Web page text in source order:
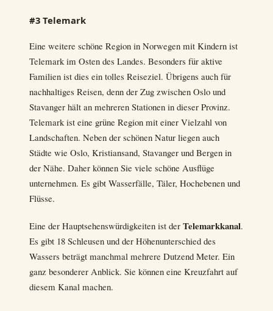
#3 Telemark
Eine weitere schöne Region in Norwegen mit Kindern ist
Telemark im Osten des Landes. Besonders für aktive
Familien ist dies ein tolles Reiseziel. Übrigens auch für
nachhaltiges Reisen, denn der Zug zwischen Oslo und
Stavanger hält an mehreren Stationen in dieser Provinz.
Telemark ist eine grüne Region mit einer Vielzahl von
Landschaften. Neben der schönen Natur liegen auch
Städte wie Oslo, Kristiansand, Stavanger und Bergen in
der Nähe. Daher können Sie viele schöne Ausflüge
unternehmen. Es gibt Wasserfälle, Täler, Hochebenen und
Flüsse.
Eine der Hauptsehenswürdigkeiten ist der Telemarkkanal.
Es gibt 18 Schleusen und der Höhenunterschied des
Wassers beträgt manchmal mehrere Dutzend Meter. Ein
ganz besonderer Anblick. Sie können eine Kreuzfahrt auf
diesem Kanal machen.